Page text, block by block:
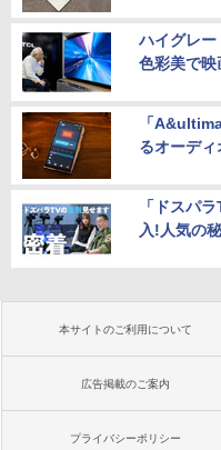
ハイグレ
色彩美で映
「
るオーデ
「ドスパ
入!人気の
本サイトのご利用について
広告掲載のご案内
プライバシーポリシー